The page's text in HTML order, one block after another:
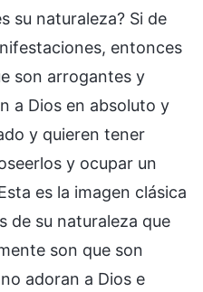
su naturaleza? Si de
entonces
son arrogantes y
a Dios en absoluto y
y quieren tener
y ocupar un
es la imagen clásica
de su naturaleza que
son que son
adoran a Dios e